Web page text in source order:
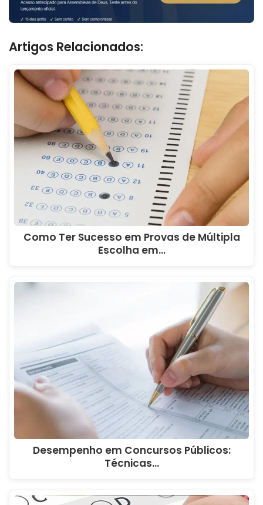
Artigos Relacionados:
Como Ter Sucesso em Provas de Múltipla
Escolha em…
Desempenho em Concursos Públicos:
Técnicas…